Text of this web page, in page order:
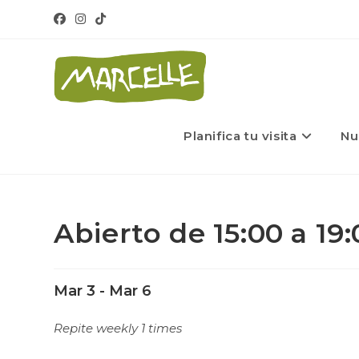
Planifica tu visita
Abierto de 15:00 a
Mar 3 - Mar 6
Repite weekly 1 times